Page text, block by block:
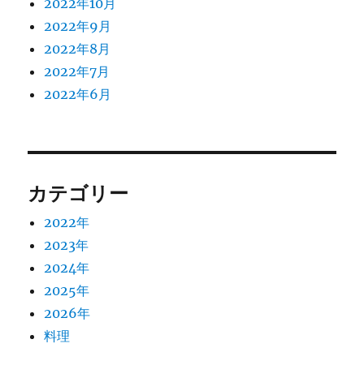
2022年9月
2022年8月
2022年7月
2022年6月
カテゴリー
2022年
2023年
2024年
2025年
2026年
料理